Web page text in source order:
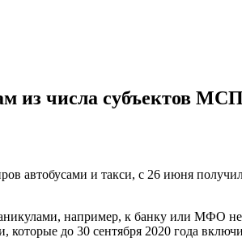
из числа субъектов
автобусами и такси, с 26 июня
например, к банку или МФО не
до 30 сентября 2020 года